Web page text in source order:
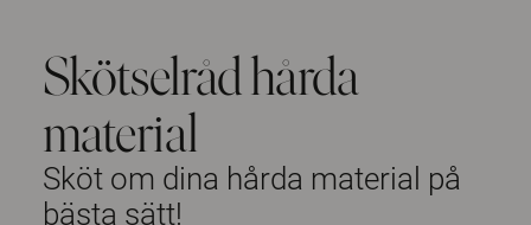
Skötselråd hårda
material
Sköt om dina hårda material på
bästa sätt!